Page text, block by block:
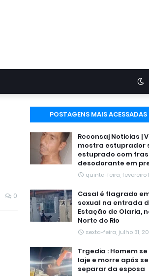
0
POSTAGENS MAIS ACESSADAS
Reconsaj Noticias |
mostra estuprador
estuprado com
desodorante em
quinta-feira, fevereiro
Casal é flagrado
sexual na entrada
Estação de Olaria,
Norte do Rio
sexta-feira, julho 31,
Trgedia : Homem
laje e morre após se
separar da esposa